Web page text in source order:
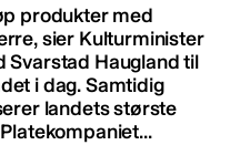
produkter med
sier Kulturminister
Svarstad Haugland til
i dag. Samtidig
landets største